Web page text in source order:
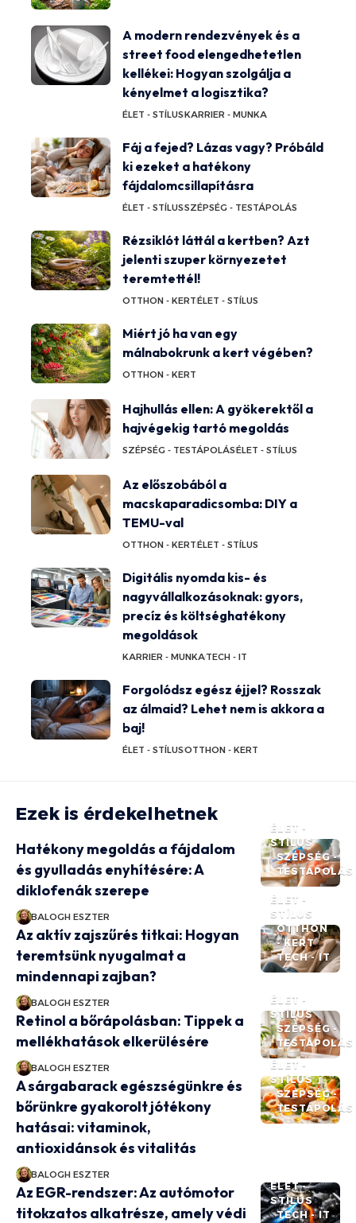
A modern rendezvények és a
street food elengedhetetlen
kellékei: Hogyan szolgálja a
kényelmet a logisztika?
ÉLET - STÍLUSKARRIER - MUNKA
Fáj a fejed? Lázas vagy? Próbáld
ki ezeket a hatékony
fájdalomcsillapításra
ÉLET - STÍLUSSZÉPSÉG - TESTÁPOLÁS
Rézsiklót láttál a kertben? Azt
jelenti szuper környezetet
teremtettél!
OTTHON - KERTÉLET - STÍLUS
Miért jó ha van egy
málnabokrunk a kert végében?
OTTHON - KERT
Hajhullás ellen: A gyökerektől a
hajvégekig tartó megoldás
SZÉPSÉG - TESTÁPOLÁSÉLET - STÍLUS
Az előszobából a
macskaparadicsomba: DIY a
TEMU-val
OTTHON - KERTÉLET - STÍLUS
Digitális nyomda kis- és
nagyvállalkozásoknak: gyors,
precíz és költséghatékony
megoldások
KARRIER - MUNKATECH - IT
Forgolódsz egész éjjel? Rosszak
az álmaid? Lehet nem is akkora a
baj!
ÉLET - STÍLUSOTTHON - KERT
Ezek is érdekelhetnek
ÉLET -
STÍLUS
SZÉPSÉG -
TESTÁPOLÁS
Hatékony megoldás a fájdalom
és gyulladás enyhítésére: A
diklofenák szerepe
BALOGH ESZTER
ÉLET -
STÍLUS
OTTHON
- KERT
TECH - IT
Az aktív zajszűrés titkai: Hogyan
teremtsünk nyugalmat a
mindennapi zajban?
BALOGH ESZTER
ÉLET -
STÍLUS
SZÉPSÉG -
TESTÁPOLÁS
Retinol a bőrápolásban: Tippek a
mellékhatások elkerülésére
BALOGH ESZTER
ÉLET -
STÍLUS
SZÉPSÉG -
TESTÁPOLÁS
A sárgabarack egészségünkre és
bőrünkre gyakorolt jótékony
hatásai: vitaminok,
antioxidánsok és vitalitás
BALOGH ESZTER
ÉLET -
STÍLUS
TECH - IT
Az EGR-rendszer: Az autómotor
titokzatos alkatrésze, amely védi